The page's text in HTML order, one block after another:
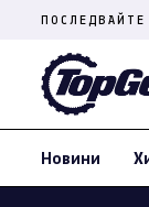
content
(Press
ПОСЛЕДВАЙТЕ
Новини